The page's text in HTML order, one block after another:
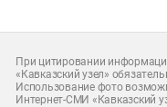
При цитировании
«Кавказский узел»
Использование фото
Интернет-СМИ «Кавказский